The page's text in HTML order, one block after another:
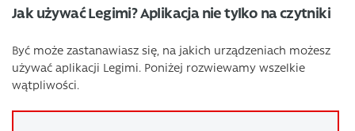
Jak używać Legimi? Aplikacja nie tylko na czytniki
Być może zastanawiasz się, na jakich urządzeniach możesz
używać aplikacji Legimi. Poniżej rozwiewamy wszelkie
wątpliwości.